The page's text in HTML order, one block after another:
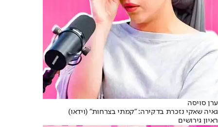
ערן סויסה
גאיה שאקי נזכרת בדקירה: "קמתי בצרחות" (וידאו)
ראיון גירושים